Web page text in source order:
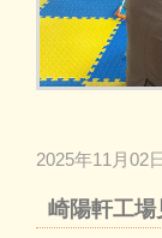
2025年11月02日
崎陽軒工場